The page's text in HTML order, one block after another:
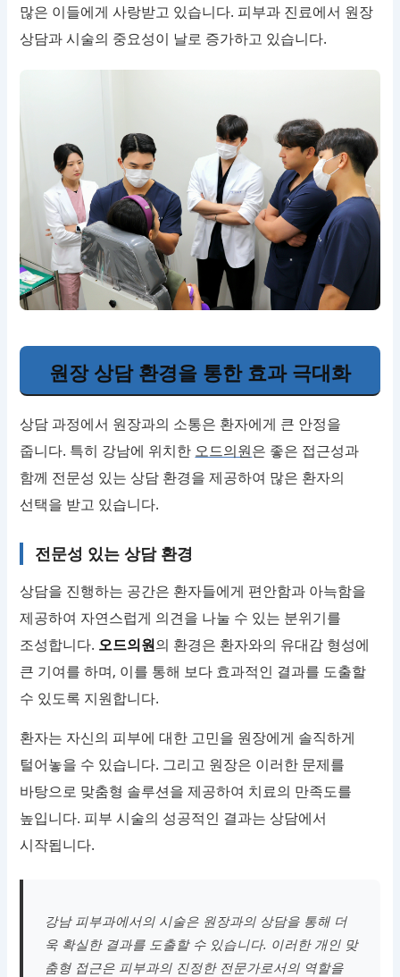
많은 이들에게 사랑받고 있습니다. 피부과 진료에서 원장
상담과 시술의 중요성이 날로 증가하고 있습니다.
원장 상담 환경을 통한 효과 극대화
상담 과정에서 원장과의 소통은 환자에게 큰 안정을
줍니다. 특히 강남에 위치한 오드의원은 좋은 접근성과
함께 전문성 있는 상담 환경을 제공하여 많은 환자의
선택을 받고 있습니다.
전문성 있는 상담 환경
상담을 진행하는 공간은 환자들에게 편안함과 아늑함을
제공하여 자연스럽게 의견을 나눌 수 있는 분위기를
조성합니다. 오드의원의 환경은 환자와의 유대감 형성에
큰 기여를 하며, 이를 통해 보다 효과적인 결과를 도출할
수 있도록 지원합니다.
환자는 자신의 피부에 대한 고민을 원장에게 솔직하게
털어놓을 수 있습니다. 그리고 원장은 이러한 문제를
바탕으로 맞춤형 솔루션을 제공하여 치료의 만족도를
높입니다. 피부 시술의 성공적인 결과는 상담에서
시작됩니다.
강남 피부과에서의 시술은 원장과의 상담을 통해 더
욱 확실한 결과를 도출할 수 있습니다. 이러한 개인 맞
춤형 접근은 피부과의 진정한 전문가로서의 역할을